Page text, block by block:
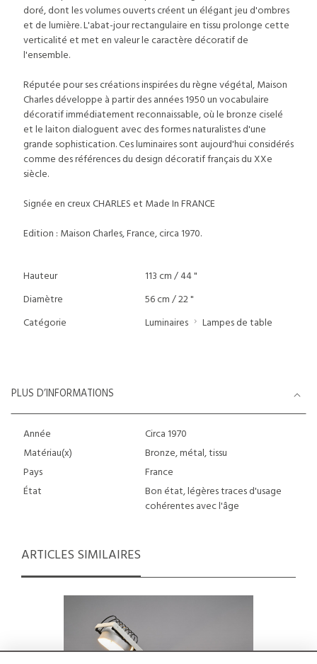
doré, dont les volumes ouverts créent un élégant jeu d'ombres
et de lumière. L'abat-jour rectangulaire en tissu prolonge cette
verticalité et met en valeur le caractère décoratif de
l'ensemble.
Réputée pour ses créations inspirées du règne végétal, Maison
Charles développe à partir des années 1950 un vocabulaire
décoratif immédiatement reconnaissable, où le bronze ciselé
et le laiton dialoguent avec des formes naturalistes d'une
grande sophistication. Ces luminaires sont aujourd'hui considérés
comme des références du design décoratif français du XXe
siècle.
Signée en creux CHARLES et Made In FRANCE
Edition : Maison Charles, France, circa 1970.
Hauteur
113 cm / 44 "
Diamètre
56 cm / 22 "
Catégorie
Luminaires Lampes de table
PLUS D’INFORMATIONS
Année
Circa 1970
Matériau(x)
Bronze, métal, tissu
Pays
France
État
Bon état, légères traces d'usage
cohérentes avec l'âge
ARTICLES SIMILAIRES